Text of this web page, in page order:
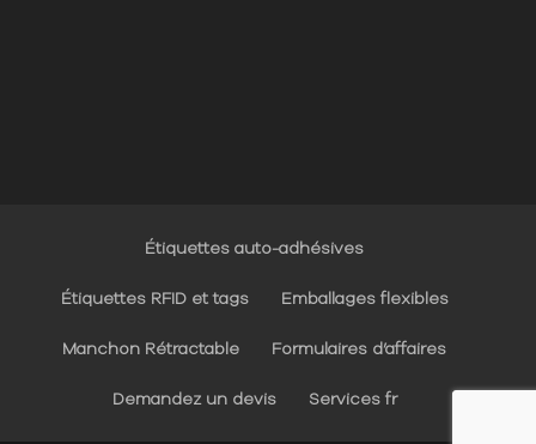
Étiquettes auto-adhésives
Étiquettes RFID et tags Emballages flexibles
Manchon Rétractable Formulaires d’affaires
Demandez un devis Services fr